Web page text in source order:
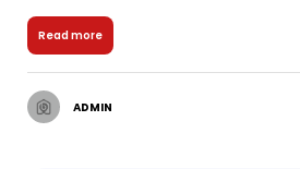
Read more
ADMIN